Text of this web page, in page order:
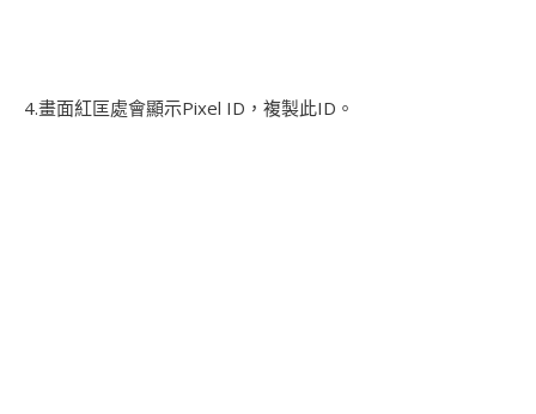
4.畫面紅匡處會顯示Pixel ID，複製此ID。